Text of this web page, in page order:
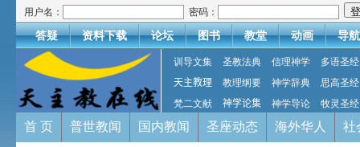
用户名： 密码：
答疑 资料下载 论坛 图书 教堂 动画 导航
训导文集 圣教法典 信理神学
多语圣经
天主教理
教理纲要 神学辞典
思高圣经
梵二文献
神学论集 神学导论 牧灵圣经
首 页 普世教闻 国内教闻 圣座动态 海外华人 社